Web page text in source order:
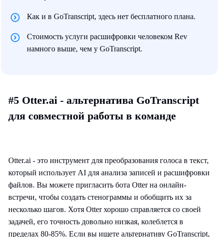
Как и в GoTranscript, здесь нет бесплатного плана.
Стоимость услуги расшифровки человеком Rev
намного выше, чем у GoTranscript.
#5 Otter.ai - альтернатива GoTranscript
для совместной работы в команде
Otter.ai - это инструмент для преобразования голоса в текст,
который использует AI для анализа записей и расшифровки
файлов. Вы можете пригласить бота Otter на онлайн-
встречи, чтобы создать стенограммы и обобщить их за
несколько шагов. Хотя Otter хорошо справляется со своей
задачей, его точность довольно низкая, колеблется в
пределах 80-85%. Если вы ищете альтернативу GoTranscript,